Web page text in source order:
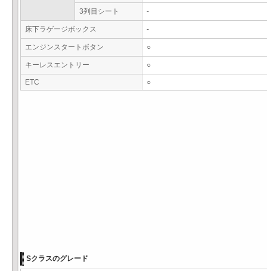
3列目シート -
床下ラゲージボックス -
エンジンスタートボタン ○
キーレスエントリー ○
ETC ○
Sクラスのグレード